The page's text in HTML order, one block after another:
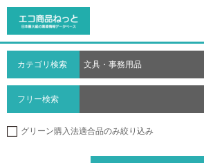
カテゴリ検索
フリー検索
グリーン購入法適合品のみ絞り込み